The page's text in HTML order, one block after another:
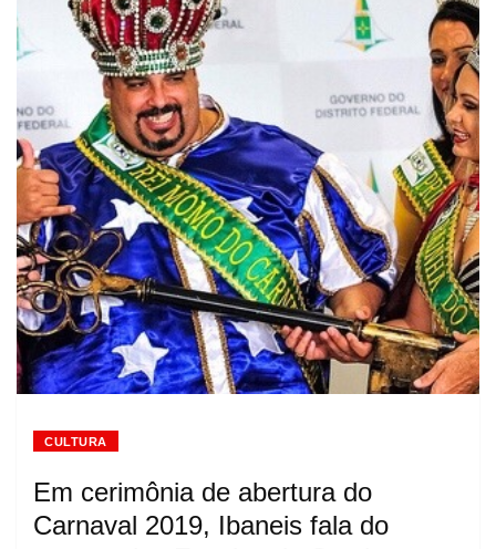
CULTURA
Em cerimônia de abertura do
Carnaval 2019, Ibaneis fala do